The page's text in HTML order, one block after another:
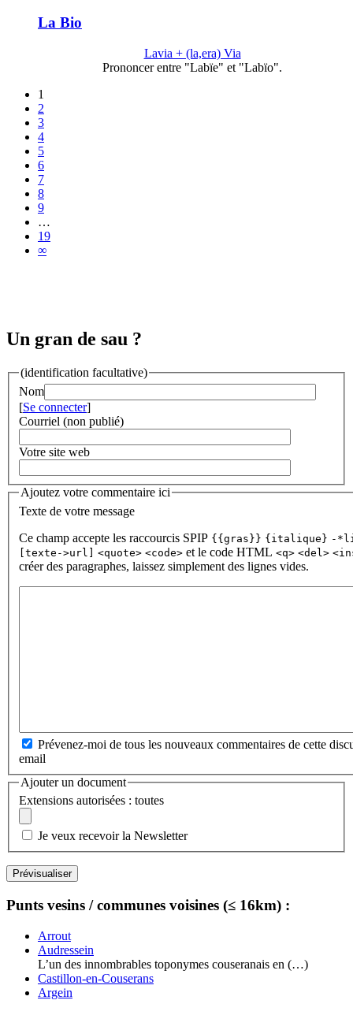
La Bio
Lavia + (la,era) Via
Prononcer entre "Labïe" et "Labïo".
1
2
3
4
5
6
7
8
9
…
19
∞
Un gran de sau ?
(identification facultative)
Nom
[Se connecter]
Courriel (non publié)
Votre site web
Ajoutez votre commentaire ici
Texte de votre message
Ce champ accepte les raccourcis SPIP {{gras}} {italique} -
[texte->url] <quote> <code> et le code HTML <q> <del>
créer des paragraphes, laissez simplement des lignes vides.
Prévenez-moi de tous les nouveaux commentaires de cette
email
Ajouter un document
Extensions autorisées : toutes
Je veux recevoir la Newsletter
Punts vesins / communes voisines (≤ 16km) :
Arrout
Audressein
L’un des innombrables toponymes couseranais en (…)
Castillon-en-Couserans
Argein